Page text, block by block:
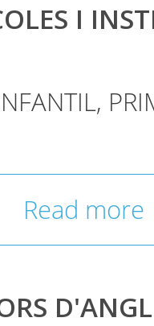
I
Read more